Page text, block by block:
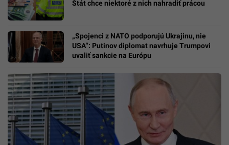
Štát chce niektoré z nich nahradiť prácou
„Spojenci z NATO podporujú Ukrajinu, nie
USA“: Putinov diplomat navrhuje Trumpovi
uvaliť sankcie na Európu